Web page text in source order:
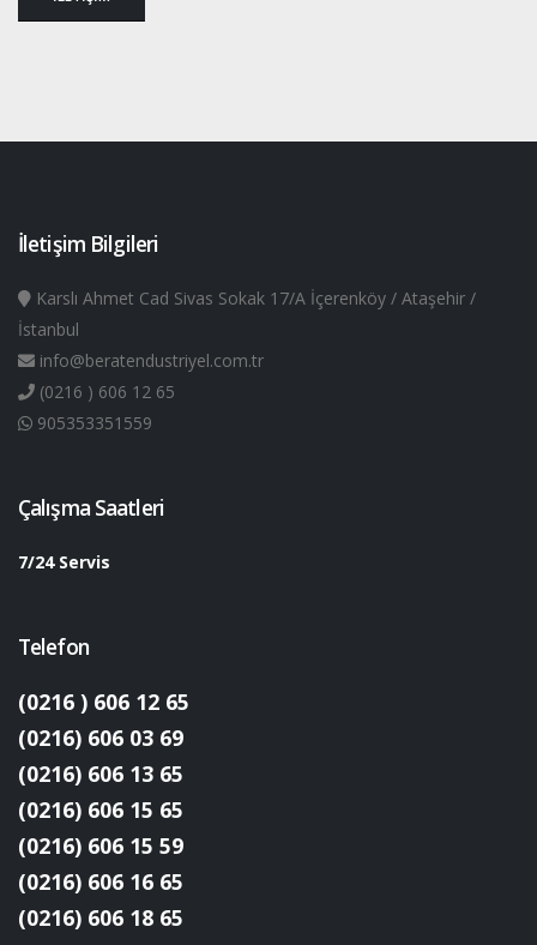
İletişim Bilgileri
Karslı Ahmet Cad Sivas Sokak 17/A İçerenköy / Ataşehir /
İstanbul
info@beratendustriyel.com.tr
(0216 ) 606 12 65
905353351559
Çalışma Saatleri
7/24 Servis
Telefon
(0216 ) 606 12 65
(0216) 606 03 69
(0216) 606 13 65
(0216) 606 15 65
(0216) 606 15 59
(0216) 606 16 65
(0216) 606 18 65